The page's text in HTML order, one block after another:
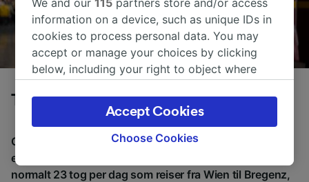
Tog fra Wien til Bregenz
Gjennomsnittlig tid å reise fra Wien til Bregenz med tog
er 8 t 6m, over en avstand på rundt 501 km. Det er
normalt 23 tog per dag som reiser fra Wien til Bregenz,
We and our115 partners store and/or access
information on a device, such as unique IDs in
cookies to process personal data. You may
accept or manage your choices by clicking
below, including your right to object where
the privacy policy page. These choices will be
signaled to our partners and will not affect
browsing data. Your data will not be used for
track you.
Choose Cookies
Accept Cookies